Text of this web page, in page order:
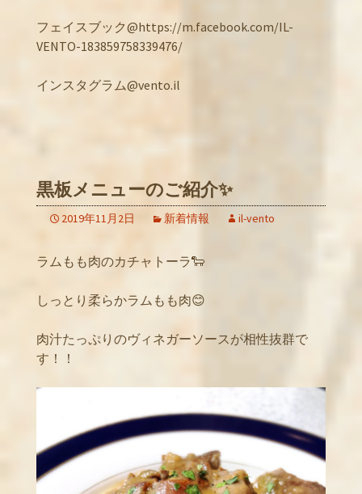
フェイスブック@https://m.facebook.com/IL-
VENTO-183859758339476/
インスタグラム@vento.il
黒板メニューのご紹介✨
2019年11月2日 新着情報 il-vento
ラムもも肉のカチャトーラ🐑
しっとり柔らかラムもも肉😊
肉汁たっぷりのヴィネガーソースが相性抜群で
す！！